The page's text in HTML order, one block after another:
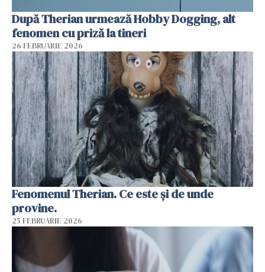
După Therian urmează Hobby Dogging, alt
fenomen cu priză la tineri
26 FEBRUARIE 2026
Fenomenul Therian. Ce este și de unde
provine.
25 FEBRUARIE 2026